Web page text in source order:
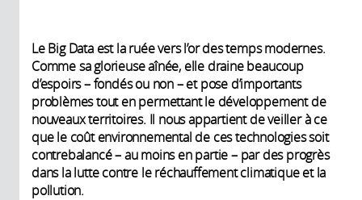
Le Big Data est la ruée vers l’or des temps modernes.
Comme sa glorieuse aînée, elle draine beaucoup
d’espoirs – fondés ou non – et pose d’importants
problèmes tout en permettant le développement de
nouveaux territoires. Il nous appartient de veiller à ce
que le coût environnemental de ces technologies soit
contrebalancé – au moins en partie – par des progrès
dans la lutte contre le réchauffement climatique et la
pollution.